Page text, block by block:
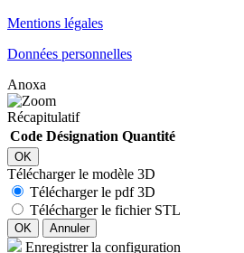
Mentions légales
Données personnelles
Anoxa
Récapitulatif
Code Désignation Quantité
OK
Télécharger le modèle 3D
Télécharger le pdf 3D
Télécharger le fichier STL
OK Annuler
Enregistrer la configuration